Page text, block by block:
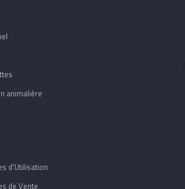
animalière
d'Utilisation
de Vente